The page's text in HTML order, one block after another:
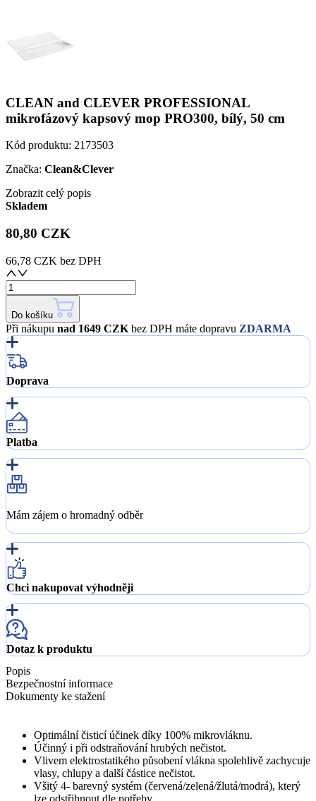
CLEAN and CLEVER PROFESSIONAL
mikrofázový kapsový mop PRO300, bílý, 50 cm
Kód produktu: 2173503
Značka: Clean&Clever
Zobrazit celý popis
Skladem
80,80 CZK
66,78 CZK bez DPH
Do košíku
Při nákupu nad 1649 CZK bez DPH máte dopravu ZDARMA
Doprava
Platba
Mám zájem o hromadný odběr
Chci nakupovat výhodněji
Dotaz k produktu
Popis
Bezpečnostní informace
Dokumenty ke stažení
Optimální čisticí účinek díky 100% mikrovláknu.
Účinný i při odstraňování hrubých nečistot.
Vlivem elektrostatikého působení vlákna spolehlivě zachycuje
vlasy, chlupy a další částice nečistot.
Všitý 4- barevný systém (červená/zelená/žlutá/modrá), který
lze odstřihnout dle potřeby.